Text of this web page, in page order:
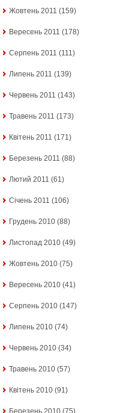
Жовтень 2011 (159)
Вересень 2011 (178)
Серпень 2011 (111)
Липень 2011 (139)
Червень 2011 (143)
Травень 2011 (173)
Квітень 2011 (171)
Березень 2011 (88)
Лютий 2011 (61)
Січень 2011 (106)
Грудень 2010 (88)
Листопад 2010 (49)
Жовтень 2010 (75)
Вересень 2010 (41)
Серпень 2010 (147)
Липень 2010 (74)
Червень 2010 (34)
Травень 2010 (57)
Квітень 2010 (91)